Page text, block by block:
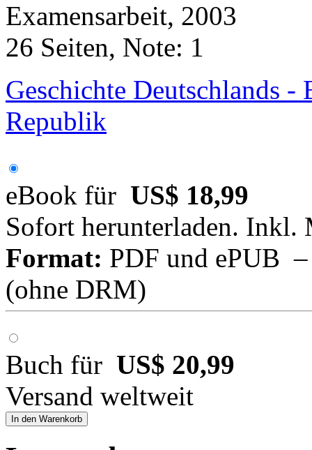
Examensarbeit, 2003
26 Seiten, Note: 1
Geschichte Deutschlands -
Republik
eBook für US$ 18,99
Sofort herunterladen. Inkl.
Format: PDF und ePUB
(ohne DRM)
Buch für US$ 20,99
Versand weltweit
In den Warenkorb